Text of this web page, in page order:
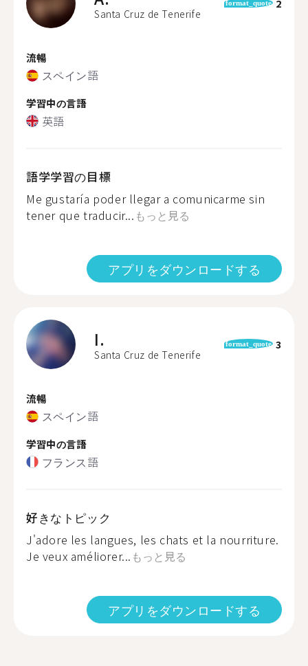
Santa Cruz de Tenerife
format_quote
流暢
スペイン語
学習中の言語
英語
語学学習の目標
Me gustaría poder llegar a comunicarme sin
tener que traducir... もっと見る
アプリをダウンロードする
I.
Santa Cruz de Tenerife
format_quote 3
流暢
スペイン語
学習中の言語
フランス語
好きなトピック
J'adore les langues, les chats et la nourriture.
Je veux améliorer... もっと見る
アプリをダウンロードする